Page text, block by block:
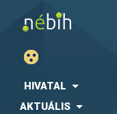
HIVATAL
AKTUÁLIS